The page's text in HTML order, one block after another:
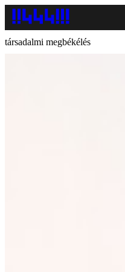
társadalmi megbékélés